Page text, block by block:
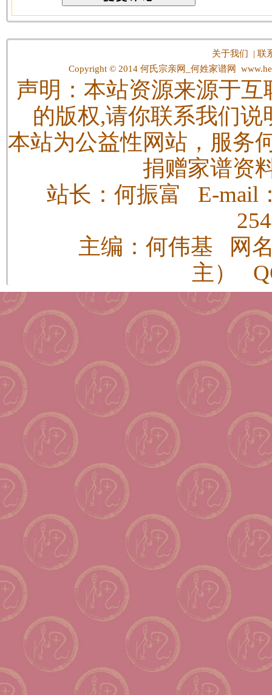
关于我们 |联
Copyright © 2014 何氏宗亲网_何姓家谱网
声明：本站资源来源于
的版权,请你联系我们
本站为公益性网站，服务
捐赠家谱资
站长：何振富 E-mail
主编：何伟基 网
主）